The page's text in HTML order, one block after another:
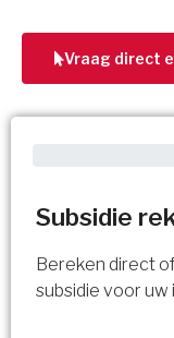
Subsidie
Bereken direct
subsidie voor uw
Vraag direct